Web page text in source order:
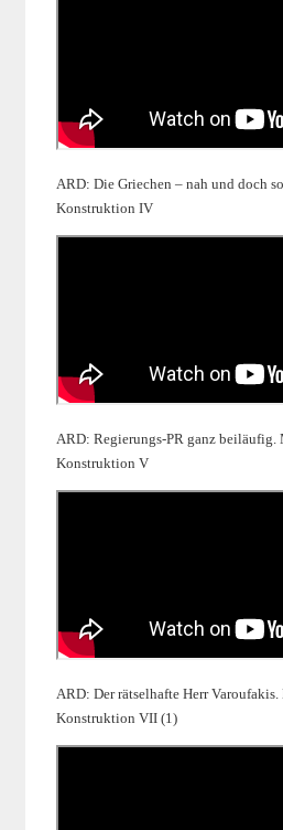
ARD: Die Griechen – nah und doch
Konstruktion IV
ARD: Regierungs-PR ganz beiläufig.
Konstruktion V
ARD: Der rätselhafte Herr
Konstruktion VII (1)